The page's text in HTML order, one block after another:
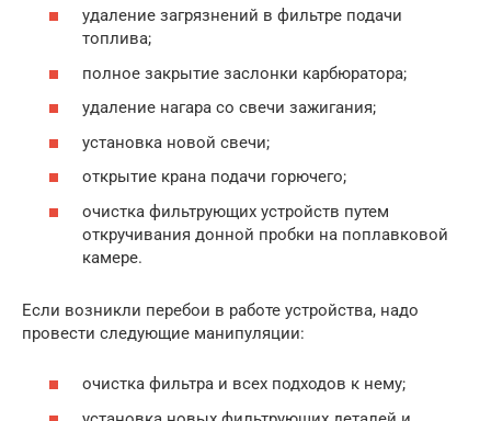
удаление загрязнений в фильтре подачи
топлива;
полное закрытие заслонки карбюратора;
удаление нагара со свечи зажигания;
установка новой свечи;
открытие крана подачи горючего;
очистка фильтрующих устройств путем
откручивания донной пробки на поплавковой
камере.
Если возникли перебои в работе устройства, надо
провести следующие манипуляции:
очистка фильтра и всех подходов к нему;